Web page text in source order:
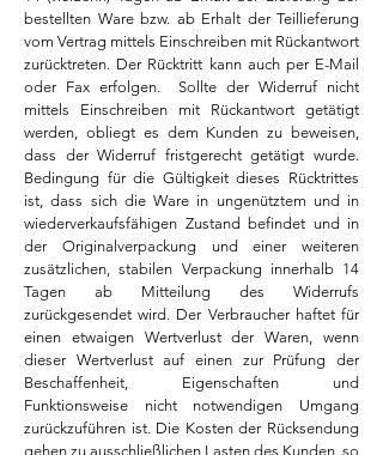
bestellten Ware bzw. ab Erhalt der Teillieferung
vom Vertrag mittels Einschreiben mit Rückantwort
zurücktreten. Der Rücktritt kann auch per E-Mail
oder Fax erfolgen. Sollte der Widerruf nicht
mittels Einschreiben mit Rückantwort getätigt
werden, obliegt es dem Kunden zu beweisen,
dass der Widerruf fristgerecht getätigt wurde.
Bedingung für die Gültigkeit dieses Rücktrittes
ist, dass sich die Ware in ungenütztem und in
wiederverkaufsfähigen Zustand befindet und in
der Originalverpackung und einer weiteren
zusätzlichen, stabilen Verpackung innerhalb 14
Tagen ab Mitteilung des Widerrufs
zurückgesendet wird. Der Verbraucher haftet für
einen etwaigen Wertverlust der Waren, wenn
dieser Wertverlust auf einen zur Prüfung der
Beschaffenheit, Eigenschaften und
Funktionsweise nicht notwendigen Umgang
zurückzuführen ist. Die Kosten der Rücksendung
gehen zu ausschließlichen Lasten des Kunden, so